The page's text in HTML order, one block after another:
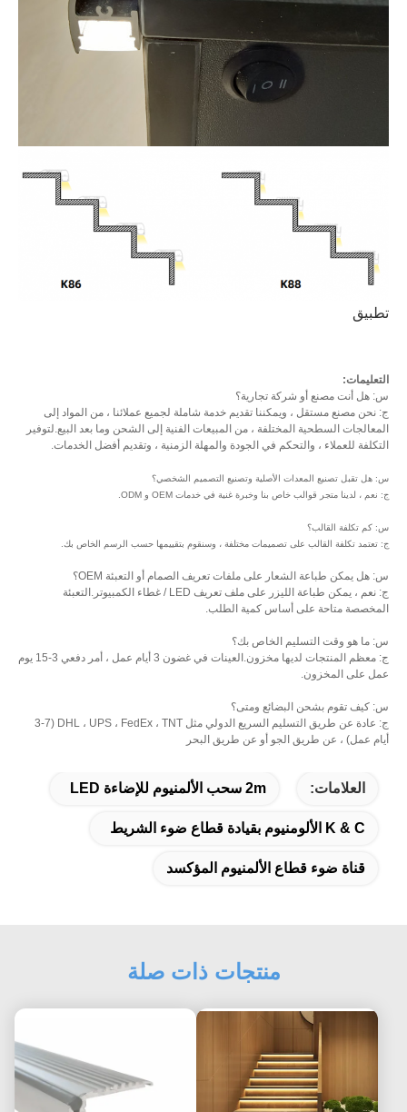
تطبيق
التعليمات:
س: هل أنت مصنع أو شركة تجارية؟
ج: نحن مصنع مستقل ، ويمكننا تقديم خدمة شاملة لجميع عملائنا ، من المواد إلى
المعالجات السطحية المختلفة ، من المبيعات الفنية إلى الشحن وما بعد البيع.لتوفير
التكلفة للعملاء ، والتحكم في الجودة والمهلة الزمنية ، وتقديم أفضل الخدمات.
س: هل تقبل تصنيع المعدات الأصلية وتصنيع التصميم الشخصي؟
ج: نعم ، لدينا متجر قوالب خاص بنا وخبرة غنية في خدمات OEM و ODM.
س: كم تكلفة القالب؟
ج: تعتمد تكلفة القالب على تصميمات مختلفة ، وسنقوم بتقييمها حسب الرسم الخاص بك.
س: هل يمكن طباعة الشعار على ملفات تعريف الصمام أو التعبئة OEM؟
ج: نعم ، يمكن طباعة الليزر على ملف تعريف LED / غطاء الكمبيوتر.التعبئة
المخصصة متاحة على أساس كمية الطلب.
س: ما هو وقت التسليم الخاص بك؟
ج: معظم المنتجات لديها مخزون.العينات في غضون 3 أيام عمل ، أمر دفعي 3-15 يوم
عمل على المخزون.
س: كيف تقوم بشحن البضائع ومتى؟
ج: عادة عن طريق التسليم السريع الدولي مثل DHL ، UPS ، FedEx ، TNT (3-7
أيام عمل) ، عن طريق الجو أو عن طريق البحر
العلامات: 2m سحب الألمنيوم للإضاءة LED
K & C الألومنيوم بقيادة قطاع ضوء الشريط
قناة ضوء قطاع الألمنيوم المؤكسد
منتجات ذات صلة